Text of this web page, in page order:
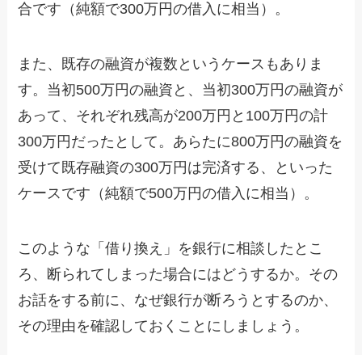
合です（純額で300万円の借入に相当）。
また、既存の融資が複数というケースもありま
す。当初500万円の融資と、当初300万円の融資が
あって、それぞれ残高が200万円と100万円の計
300万円だったとして。あらたに800万円の融資を
受けて既存融資の300万円は完済する、といった
ケースです（純額で500万円の借入に相当）。
このような「借り換え」を銀行に相談したとこ
ろ、断られてしまった場合にはどうするか。その
お話をする前に、なぜ銀行が断ろうとするのか、
その理由を確認しておくことにしましょう。